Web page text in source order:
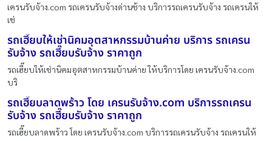
เครนรับจ้าง.com รถเครนรับจ้างด่านช้าง บริการรถเครนรับจ้าง รถเครนให้
เช่
รถเฮี๊ยบให้เช่านิคมอุตสาหกรรมบ้านค่าย บริการ รถเครน
รับจ้าง รถเฮี๊ยบรับจ้าง ราคาถูก
รถเฮี๊ยบให้เช่านิคมอุตสาหกรรมบ้านค่าย ให้บริการโดย เครนรับจ้าง.com
บริ
รถเฮี๊ยบลาดพร้าว โดย เครนรับจ้าง.com บริการรถเครน
รับจ้าง รถเฮี๊ยบรับจ้าง ราคาถูก
รถเฮี๊ยบลาดพร้าว โดย เครนรับจ้าง.com บริการรถเครนรับจ้าง รถเครนให้